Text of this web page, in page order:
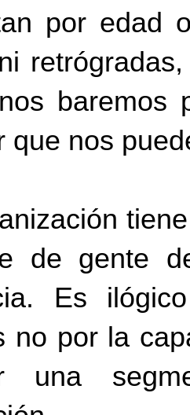
por edad
baremos
que nos
de gente
Es
no por la
una